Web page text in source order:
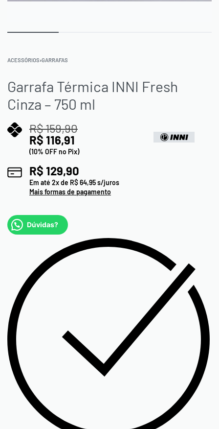
ACESSÓRIOS›GARRAFAS
Garrafa Térmica INNI Fresh
Cinza – 750 ml
R$159,90
R$ 116,91
(10% OFF no Pix)
R$ 129,90
Em até 2x de R$64,95s/juros
Mais formas de pagamento
Dúvidas?